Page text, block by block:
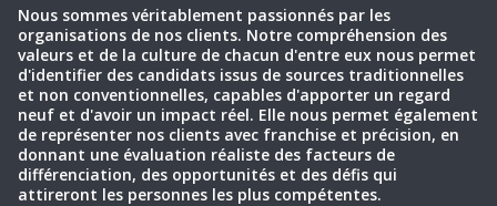
Nous sommes véritablement passionnés par les
organisations de nos clients. Notre compréhension des
valeurs et de la culture de chacun d'entre eux nous permet
d'identifier des candidats issus de sources traditionnelles
et non conventionnelles, capables d'apporter un regard
neuf et d'avoir un impact réel. Elle nous permet également
de représenter nos clients avec franchise et précision, en
donnant une évaluation réaliste des facteurs de
différenciation, des opportunités et des défis qui
attireront les personnes les plus compétentes.